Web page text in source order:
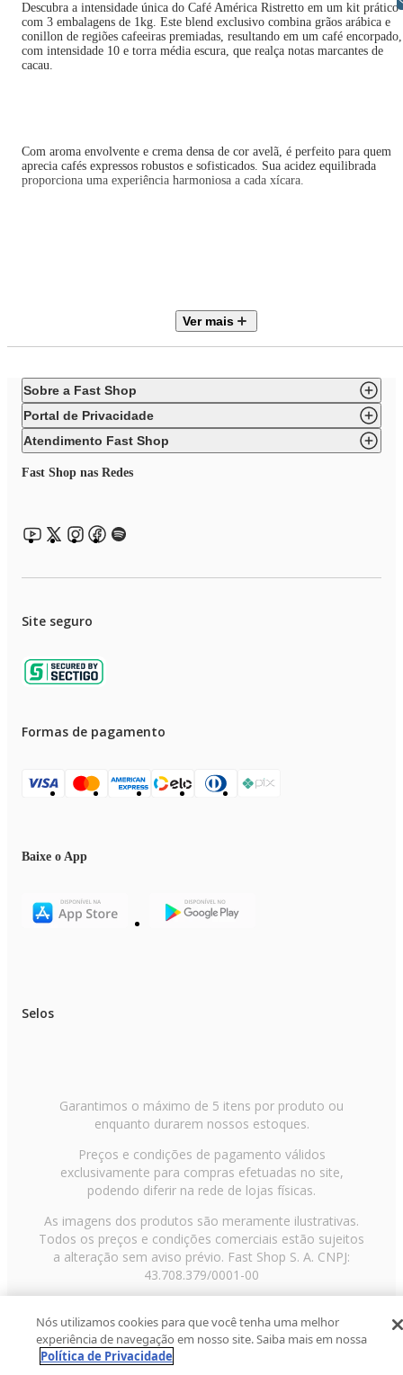
Descubra a intensidade única do Café América Ristretto em um kit prático
com 3 embalagens de 1kg. Este blend exclusivo combina grãos arábica e
conillon de regiões cafeeiras premiadas, resultando em um café encorpado,
com intensidade 10 e torra média escura, que realça notas marcantes de
cacau.
Com aroma envolvente e crema densa de cor avelã, é perfeito para quem
aprecia cafés expressos robustos e sofisticados. Sua acidez equilibrada
proporciona uma experiência harmoniosa a cada xícara.
Linha: Ristretto Grãos: Arábica Conillon Indicação: Espresso
Garanta já o seu kit e eleve seu momento do café!
Ver mais
Sobre a Fast Shop
Portal de Privacidade
Atendimento Fast Shop
Fast Shop nas Redes
Site seguro
Formas de pagamento
Baixe o App
Selos
Garantimos o máximo de 5 itens por produto ou
enquanto durarem nossos estoques.
Preços e condições de pagamento válidos
exclusivamente para compras efetuadas no site,
podendo diferir na rede de lojas físicas.
As imagens dos produtos são meramente ilustrativas.
Todos os preços e condições comerciais estão sujeitos
a alteração sem aviso prévio. Fast Shop S. A. CNPJ:
43.708.379/0001-00
Paulo/SP, CEP 02029-001, Telefone: 11 3003-3728 ©
2013 Fast Shop - Todos os direitos reservadosRF
Nós utilizamos cookies para que você tenha uma melhor
experiência de navegação em nosso site. Saiba mais em nossa
Política de Privacidade